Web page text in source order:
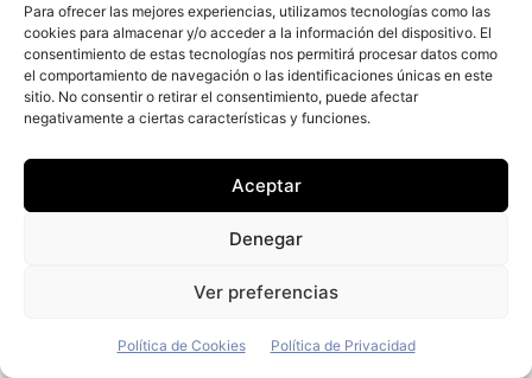
Para ofrecer las mejores experiencias, utilizamos tecnologías como las
cookies para almacenar y/o acceder a la información del dispositivo. El
consentimiento de estas tecnologías nos permitirá procesar datos como
el comportamiento de navegación o las identificaciones únicas en este
sitio. No consentir o retirar el consentimiento, puede afectar
negativamente a ciertas características y funciones.
Aceptar
Denegar
Ver preferencias
Política de Cookies Política de Privacidad